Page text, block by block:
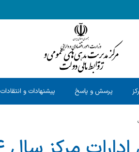
پرسش و پاسخ پیشنهادات و انتقادات